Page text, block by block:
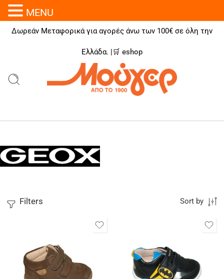
Δωρεάν Μεταφορικά για αγορές άνω των 100€ σε όλη την
Ελλάδα. |🛒 eshop
Filters Sort by
MENU